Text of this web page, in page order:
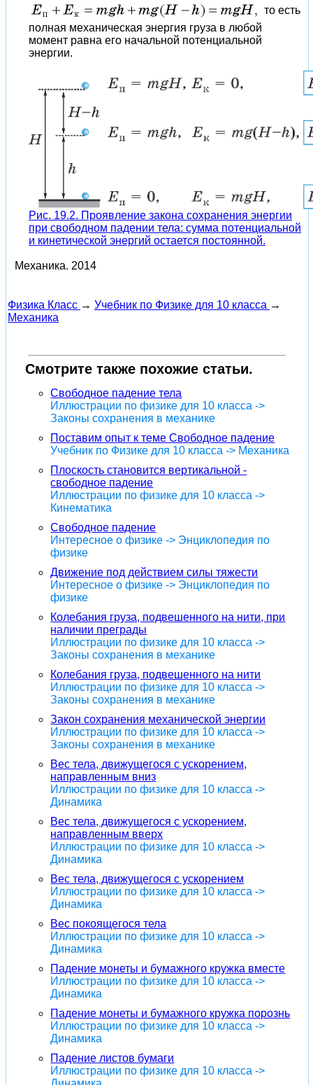
то есть
полная механическая энергия груза в любой
момент равна его начальной потенциальной
энергии.
Рис. 19.2. Проявление закона сохранения энергии
при свободном падении тела: сумма потенциальной
и кинетической энергий остается постоянной.
Механика. 2014
Физика Класс → Учебник по Физике для 10 класса →
Механика
Смотрите также похожие статьи.
Свободное падение тела
Иллюстрации по физике для 10 класса ->
Законы сохранения в механике
Поставим опыт к теме Свободное падение
Учебник по Физике для 10 класса -> Механика
Плоскость становится вертикальной -
свободное падение
Иллюстрации по физике для 10 класса ->
Кинематика
Свободное падение
Интересное о физике -> Энциклопедия по
физике
Движение под действием силы тяжести
Интересное о физике -> Энциклопедия по
физике
Колебания груза, подвешенного на нити, при
наличии преграды
Иллюстрации по физике для 10 класса ->
Законы сохранения в механике
Колебания груза, подвешенного на нити
Иллюстрации по физике для 10 класса ->
Законы сохранения в механике
Закон сохранения механической энергии
Иллюстрации по физике для 10 класса ->
Законы сохранения в механике
Вес тела, движущегося с ускорением,
направленным вниз
Иллюстрации по физике для 10 класса ->
Динамика
Вес тела, движущегося с ускорением,
направленным вверх
Иллюстрации по физике для 10 класса ->
Динамика
Вес тела, движущегося с ускорением
Иллюстрации по физике для 10 класса ->
Динамика
Вес покоящегося тела
Иллюстрации по физике для 10 класса ->
Динамика
Падение монеты и бумажного кружка вместе
Иллюстрации по физике для 10 класса ->
Динамика
Падение монеты и бумажного кружка порознь
Иллюстрации по физике для 10 класса ->
Динамика
Падение листов бумаги
Иллюстрации по физике для 10 класса ->